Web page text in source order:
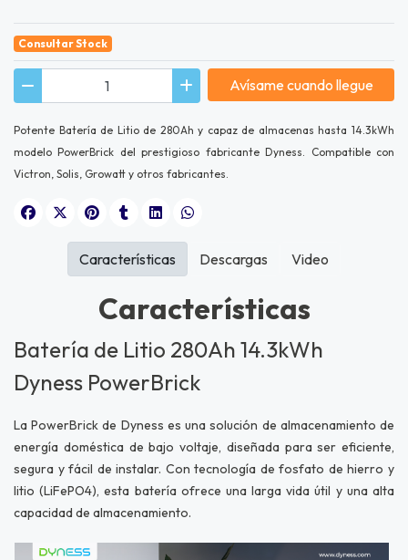
Consultar Stock
Avísame cuando llegue
Potente Batería de Litio de 280Ah y capaz de almacenas hasta 14.3kWh
modelo PowerBrick del prestigioso fabricante Dyness. Compatible con
Victron, Solis, Growatt y otros fabricantes.
Características
Batería de Litio 280Ah 14.3kWh
Dyness PowerBrick
La PowerBrick de Dyness es una solución de almacenamiento de
energía doméstica de bajo voltaje, diseñada para ser eficiente,
segura y fácil de instalar. Con tecnología de fosfato de hierro y
litio (LiFePO4), esta batería ofrece una larga vida útil y una alta
capacidad de almacenamiento.
Características Descargas Video